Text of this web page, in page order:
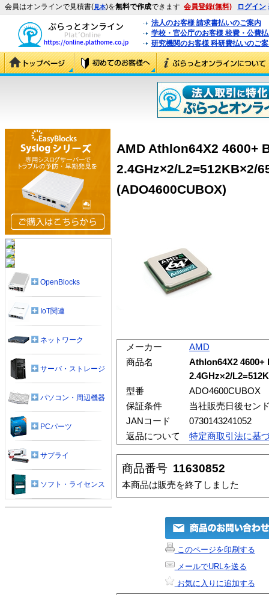
会員はオンラインで見積書(見本)を無料で作成できます 会員登録(無料) ログイン
法人のお客様 請求書払いのご案内
学校・官公庁のお客様 校費・公費
研究機関のお客様 科研費払いのご
AMD Athlon64X2 4600+
2.4GHz×2/L2=512KB×2/
(ADO4600CUBOX)
メーカー
AMD
商品名
Athlon64X2 4600+
2.4GHz×2/
型番
ADO4600CUBOX
保証条件
当社販売日後セン
JANコード
0730143241052
返品について
特定商取引法に基
商品番号 11630852
本商品は販売を終了しました
このページを印刷する
メールでURLを送る
お気に入りに追加する
OpenBlocks
IoT関連
ネットワーク
サーバ・ストレージ
パソコン・周辺機器
PCパーツ
サプライ
ソフト・ライセンス